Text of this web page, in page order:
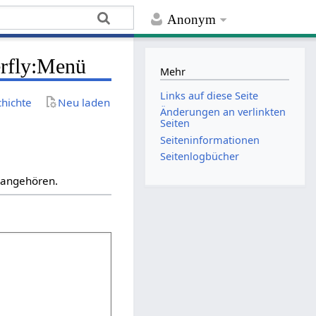
Anonym
Neu laden
Mehr
Links auf diese Seite
Änderungen an verlinkten
Seiten
Seiten­­informationen
Seitenlogbücher